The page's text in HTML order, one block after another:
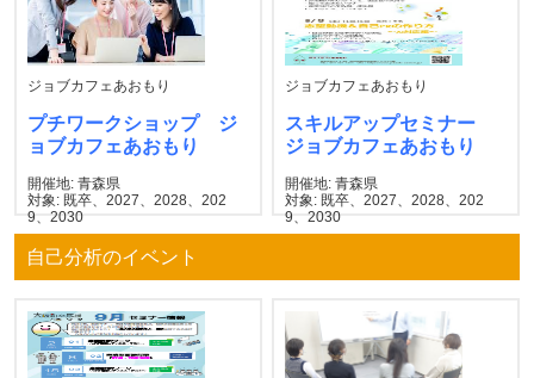
ジョブカフェあおもり
プチワークショップ ジ
ョブカフェあおもり
開催地: 青森県
対象: 既卒、2027、2028、202
9、2030
ジョブカフェあおもり
スキルアップセミナー
ジョブカフェあおもり
開催地: 青森県
対象: 既卒、2027、2028、202
9、2030
自己分析のイベント